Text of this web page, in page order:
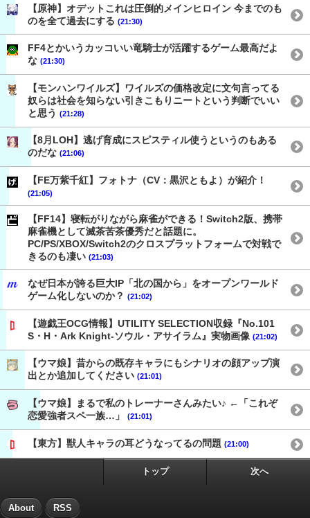
【原神】オデットこれは圧倒的メインヒロイン 今までのも
のを全て過去にする (21:30)
FF4とかいうカッコいい竜騎士が活躍するゲーム最高だよ
な (21:30)
【モンハンワイルズ】ワイルズの価格改定に文句言ってる
奴らは社会を知らない引きこもりニートという判断でいい
と思う (21:28)
【8月LOH】逃げ育成にスピスティル使うというのもある
のだな (21:06)
【FE万紫千紅】フォトナ（CV：黒沢ともよ）が紹介！
(21:05)
【FF14】寝転がりながら麻雀ができる！Switch2版、携帯
麻雀機として滅茶苦茶優秀だと話題に。
PC/PS/XBOX/Switch2のクロスプラットフォームで対戦で
きるのも凄い (21:03)
なぜ日本が誇る巨大IP「北の国から」をオープンワールド
ゲーム化しないのか？ (21:02)
【遊戯王OCG情報】UTILITY SELECTION収録『No.101
S・H・Ark Knight-ソウル・アサイラム』実物画像 (21:02)
【ウマ娘】昔からの既存キャラにもシナリオの顔アップ演
出とか追加してください (21:01)
【ウマ娘】まるで私のトレーナーさんみたい♪ ←「これぞ
恋愛強者スペ一族…」
(21:01)
【東方】獣人キャラの耳どうなってるの問題 (21:00)
トップ 次へ
About RSS